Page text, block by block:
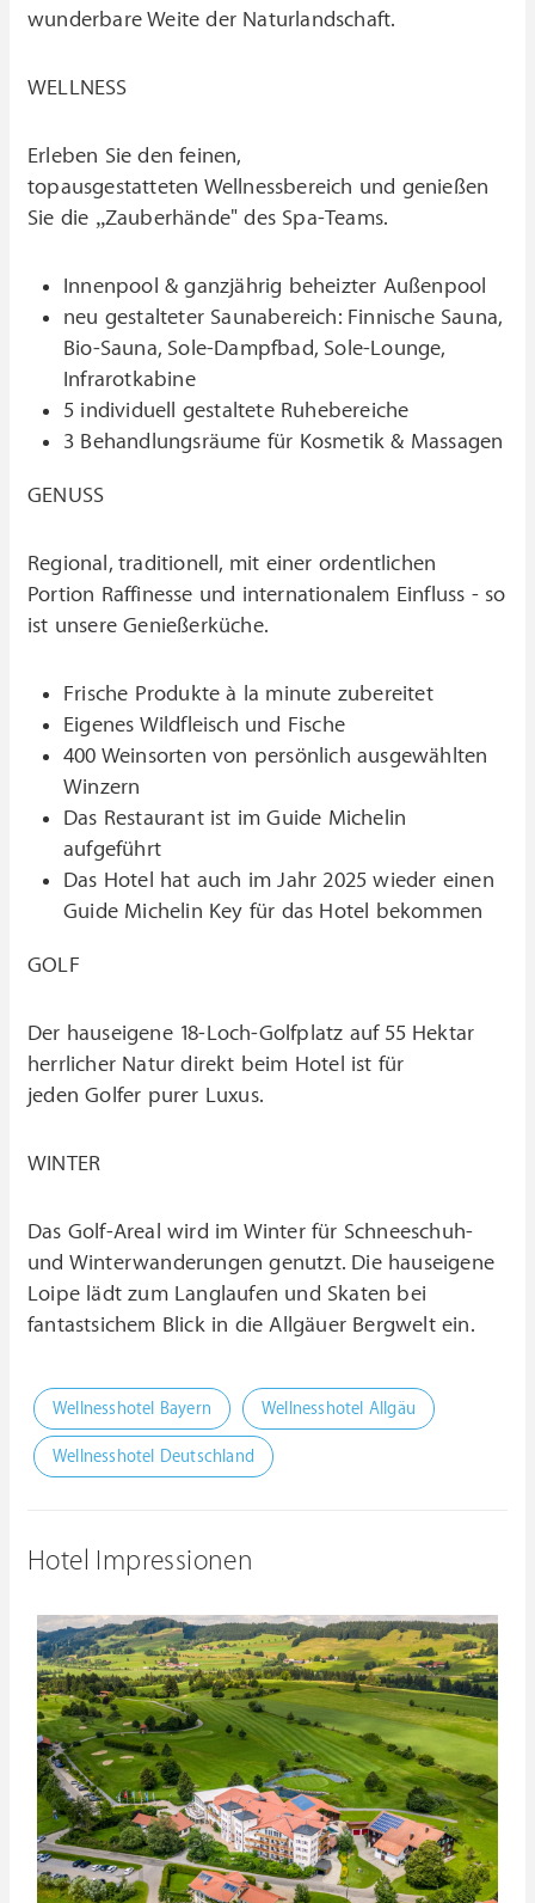
wunderbare Weite der Naturlandschaft.
WELLNESS
Erleben Sie den feinen,
topausgestatteten Wellnessbereich und genießen
Sie die „Zauberhände" des Spa-Teams.
Innenpool & ganzjährig beheizter Außenpool
neu gestalteter Saunabereich: Finnische Sauna,
Bio-Sauna, Sole-Dampfbad, Sole-Lounge,
Infrarotkabine
5 individuell gestaltete Ruhebereiche
3 Behandlungsräume für Kosmetik & Massagen
GENUSS
Regional, traditionell, mit einer ordentlichen
Portion Raffinesse und internationalem Einfluss - so
ist unsere Genießerküche.
Frische Produkte à la minute zubereitet
Eigenes Wildfleisch und Fische
400 Weinsorten von persönlich ausgewählten
Winzern
Das Restaurant ist im Guide Michelin
aufgeführt
Das Hotel hat auch im Jahr 2025 wieder einen
Guide Michelin Key für das Hotel bekommen
GOLF
Der hauseigene 18-Loch-Golfplatz auf 55 Hektar
herrlicher Natur direkt beim Hotel ist für
jeden Golfer purer Luxus.
WINTER
Das Golf-Areal wird im Winter für Schneeschuh-
und Winterwanderungen genutzt. Die hauseigene
Loipe lädt zum Langlaufen und Skaten bei
fantastsichem Blick in die Allgäuer Bergwelt ein.
Wellnesshotel Bayern Wellnesshotel Allgäu
Wellnesshotel Deutschland
Hotel Impressionen